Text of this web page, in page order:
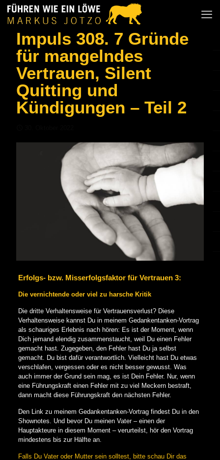
Impuls 308. 7 Gründe
für mangelndes
Vertrauen, Silent
Quitting und
Kündigungen – Teil 2
Erfolgs- bzw. Misserfolgsfaktor für Vertrauen 3:
Die vernichtende oder viel zu harsche Kritik
Die dritte Verhaltensweise für Vertrauensverlust? Diese
Verhaltensweise kannst Du in meinem Gedankentanken-Vortrag
als schauriges Erlebnis nach hören: Es ist der Moment, wenn
Dich jemand elendig zusammenstaucht, weil Du einen Fehler
gemacht hast. Zugegeben, den Fehler hast Du ja selbst
gemacht. Du bist dafür verantwortlich. Vielleicht hast Du etwas
verschlafen, vergessen oder es nicht besser gewusst. Was
auch immer der Grund sein mag, es ist Dein Fehler. Nur, wenn
eine Führungskraft einen Fehler mit zu viel Meckern bestraft,
dann macht diese Führungskraft den nächsten Fehler.
Den Link zu meinem Gedankentanken-Vortrag findest Du in den
Shownotes. Und bevor Du meinen Vater – einen der
Hauptakteure in diesem Moment – verurteilst, hör den Vortrag
mindestens bis zur Hälfte an.
Falls Du Vater oder Mutter sein solltest, bitte schau Dir das